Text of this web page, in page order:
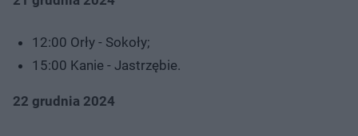
12:00 Orły - Sokoły;
15:00 Kanie - Jastrzębie.
22 grudnia 2024